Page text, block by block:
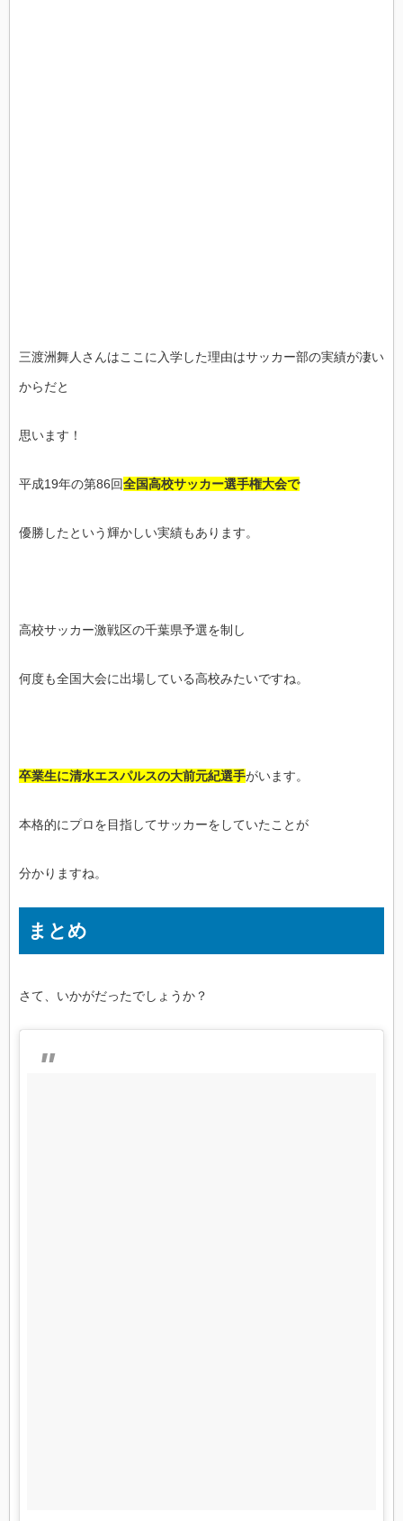
三渡洲舞人さんはここに入学した理由はサッカー部の実績が凄い
からだと
思います！
平成19年の第86回全国高校サッカー選手権大会で
優勝したという輝かしい実績もあります。
高校サッカー激戦区の千葉県予選を制し
何度も全国大会に出場している高校みたいですね。
卒業生に清水エスパルスの大前元紀選手がいます。
本格的にプロを目指してサッカーをしていたことが
分かりますね。
まとめ
さて、いかがだったでしょうか？